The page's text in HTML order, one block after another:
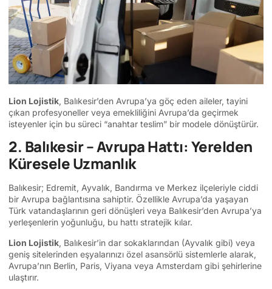
Lion Lojistik, Balıkesir’den Avrupa’ya göç eden aileler, tayini
çıkan profesyoneller veya emekliliğini Avrupa’da geçirmek
isteyenler için bu süreci “anahtar teslim” bir modele dönüştürür.
2. Balıkesir – Avrupa Hattı: Yerelden
Küresele Uzmanlık
Balıkesir; Edremit, Ayvalık, Bandırma ve Merkez ilçeleriyle ciddi
bir Avrupa bağlantısına sahiptir. Özellikle Avrupa’da yaşayan
Türk vatandaşlarının geri dönüşleri veya Balıkesir’den Avrupa’ya
yerleşenlerin yoğunluğu, bu hattı stratejik kılar.
Lion Lojistik, Balıkesir’in dar sokaklarından (Ayvalık gibi) veya
geniş sitelerinden eşyalarınızı özel asansörlü sistemlerle alarak,
Avrupa’nın Berlin, Paris, Viyana veya Amsterdam gibi şehirlerine
ulaştırır.